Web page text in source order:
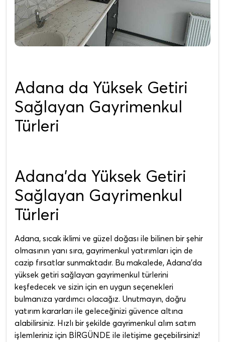
Adana da Yüksek Getiri
Sağlayan Gayrimenkul
Türleri
Adana'da Yüksek Getiri
Sağlayan Gayrimenkul
Türleri
Adana, sıcak iklimi ve güzel doğası ile bilinen bir şehir
olmasının yanı sıra, gayrimenkul yatırımları için de
cazip fırsatlar sunmaktadır. Bu makalede, Adana'da
yüksek getiri sağlayan gayrimenkul türlerini
keşfedecek ve sizin için en uygun seçenekleri
bulmanıza yardımcı olacağız. Unutmayın, doğru
yatırım kararları ile geleceğinizi güvence altına
alabilirsiniz. Hızlı bir şekilde gayrimenkul alım satım
işlemleriniz için BİRGÜNDE ile iletişime geçebilirsiniz!